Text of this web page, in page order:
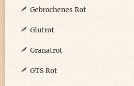
Gebrochenes Rot
Glutrot
Granatrot
GTS Rot